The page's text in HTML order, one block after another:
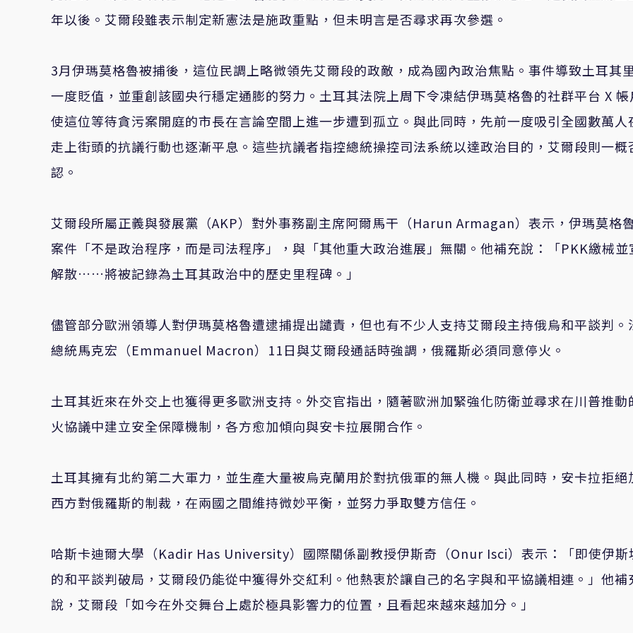
年以後。艾爾段雖表示制定新憲法是施政重點，但未明言是否尋求再次參選。
3月伊瑪莫格魯被捕後，這位民調上略微領先艾爾段的政敵，成為國內政治焦點。事件導致土耳其
一度貶值，並重創該國央行穩定通膨的努力。土耳其法院上周下令凍結伊瑪莫格魯的社群平台 X 帳
使這位等待貪污案開庭的市長在言論空間上進一步遭到孤立。與此同時，先前一度吸引全國數萬人
走上街頭的抗議行動也逐漸平息。這些抗議者指控總統操控司法系統以達政治目的，艾爾段則一概
認。
艾爾段所屬正義與發展黨（AKP）對外事務副主席阿爾馬干（Harun Armagan）表示，伊瑪莫格
案件「不是政治程序，而是司法程序」，與「其他重大政治進展」無關。他補充說：「PKK繳械並
解散……將被記錄為土耳其政治中的歷史里程碑。」
儘管部分歐洲領導人對伊瑪莫格魯遭逮捕提出譴責，但也有不少人支持艾爾段主持俄烏和平談判。
總統馬克宏（Emmanuel Macron）11日與艾爾段通話時強調，俄羅斯必須同意停火。
土耳其近來在外交上也獲得更多歐洲支持。外交官指出，隨著歐洲加緊強化防衛並尋求在川普推動
火協議中建立安全保障機制，各方愈加傾向與安卡拉展開合作。
土耳其擁有北約第二大軍力，並生產大量被烏克蘭用於對抗俄軍的無人機。與此同時，安卡拉拒絕
西方對俄羅斯的制裁，在兩國之間維持微妙平衡，並努力爭取雙方信任。
哈斯卡迪爾大學（Kadir Has University）國際關係副教授伊斯奇（Onur Isci）表示：「即使伊斯
的和平談判破局，艾爾段仍能從中獲得外交紅利。他熱衷於讓自己的名字與和平協議相連。」他補
說，艾爾段「如今在外交舞台上處於極具影響力的位置，且看起來越來越加分。」